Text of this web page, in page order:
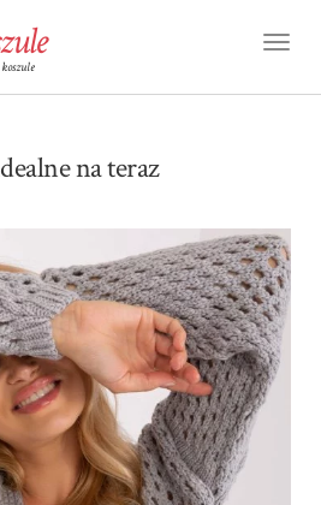
na teraz